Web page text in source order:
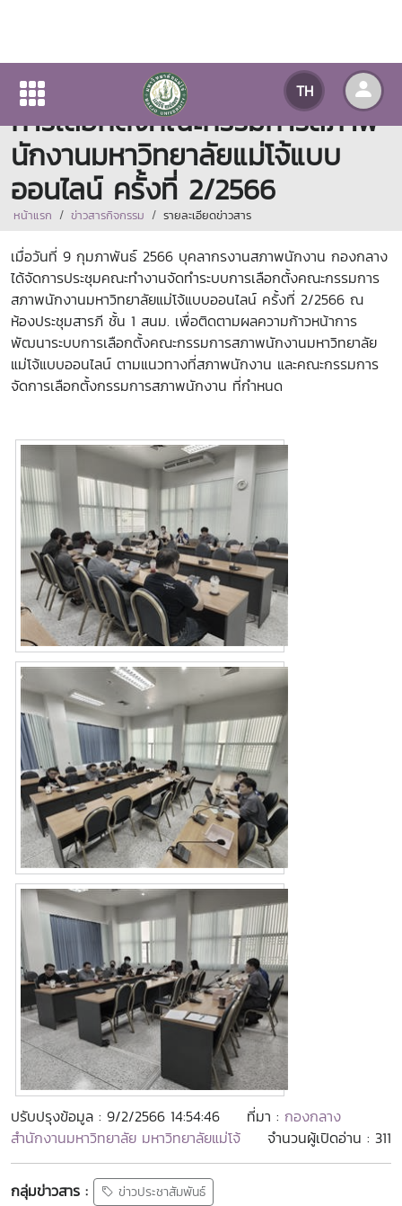
TH
การประชุมคณะทำงานจัดทำระบบ
การเลือกตั้งคณะกรรมการสภาพ
นักงานมหาวิทยาลัยแม่โจ้แบบ
ออนไลน์ ครั้งที่ 2/2566
หน้าแรก ข่าวสารกิจกรรม รายละเอียดข่าวสาร
เมื่อวันที่ 9 กุมภาพันธ์ 2566 บุคลากรงานสภาพนักงาน กองกลาง
ได้จัดการประชุมคณะทำงานจัดทำระบบการเลือกตั้งคณะกรรมการ
สภาพนักงานมหาวิทยาลัยแม่โจ้แบบออนไลน์ ครั้งที่ 2/2566 ณ
ห้องประชุมสารภี ชั้น 1 สนม. เพื่อติดตามผลความก้าวหน้าการ
พัฒนาระบบการเลือกตั้งคณะกรรมการสภาพนักงานมหาวิทยาลัย
แม่โจ้แบบออนไลน์ ตามแนวทางที่สภาพนักงาน และคณะกรรมการ
จัดการเลือกตั้งกรรมการสภาพนักงาน ที่กำหนด
ปรับปรุงข้อมูล : 9/2/2566 14:54:46 ที่มา : กองกลาง
สำนักงานมหาวิทยาลัย มหาวิทยาลัยแม่โจ้
จำนวนผู้เปิดอ่าน : 311
กลุ่มข่าวสาร : ข่าวประชาสัมพันธ์